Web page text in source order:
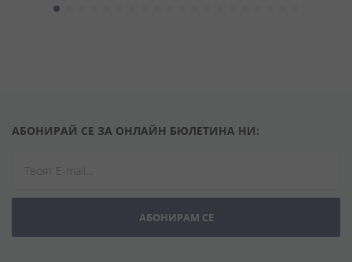
АБОНИРАЙ СЕ ЗА ОНЛАЙН БЮЛЕТИНА НИ:
АБОНИРАМ СЕ